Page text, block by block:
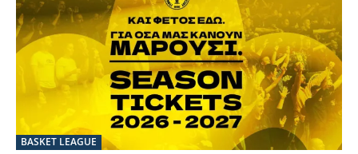
BASKET LEAGUE